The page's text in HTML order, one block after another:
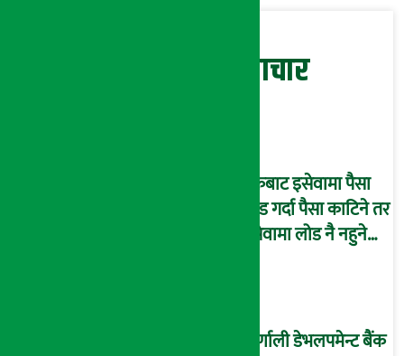
सम्बन्धित समाचार
बैंकबाट इसेवामा पैसा
लोड गर्दा पैसा काटिने तर
इसेवामा लोड नै नहुने
कर्णाली डेभलपमेन्ट बैंक